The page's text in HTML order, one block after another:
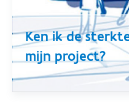
Ken ik de
mijn project?